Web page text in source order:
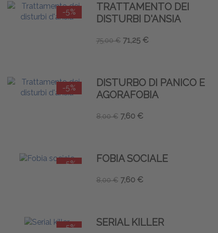
-5%
TRATTAMENTO DEI
DISTURBI D'ANSIA
75,00 € 71,25 €
-5%
DISTURBO DI PANICO E
AGORAFOBIA
8,00 € 7,60 €
-5% FOBIA SOCIALE
8,00 € 7,60 €
-5% SERIAL KILLER